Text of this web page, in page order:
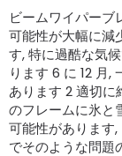
ビームワイパーブ
可能性が大幅に減
す, 特に過酷な気
ります 6 に 12 月,
あります 2 適切に
のフレームに氷と
可能性があります
でそのような問題